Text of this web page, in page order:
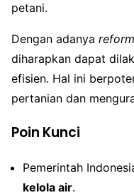
petani.
Dengan adanya
diharapkan dapat
efisien. Hal ini
pertanian dan
Poin Kunci
Pemerintah
kelola air.